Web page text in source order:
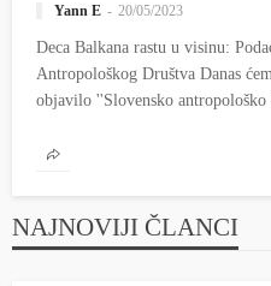
Yann E 20/05/2023
Deca Balkana rastu u visinu:
Antropološkog Društva Danas
objavilo ''Slovensko
NAJNOVIJI ČLANCI